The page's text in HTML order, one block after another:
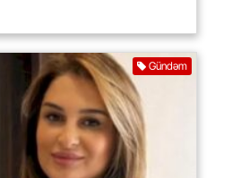
Gündəm